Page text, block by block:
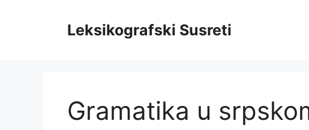
Leksikografski Susreti
Gramatika u